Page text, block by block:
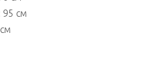
95 см